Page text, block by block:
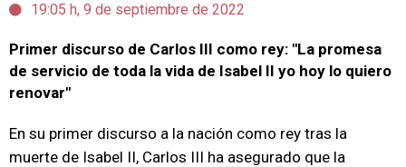
19:05 h, 9 de septiembre de 2022
Primer discurso de Carlos III como rey: "La promesa
de servicio de toda la vida de Isabel II yo hoy lo quiero
renovar"
En su primer discurso a la nación como rey tras la
muerte de Isabel II, Carlos III ha asegurado que la